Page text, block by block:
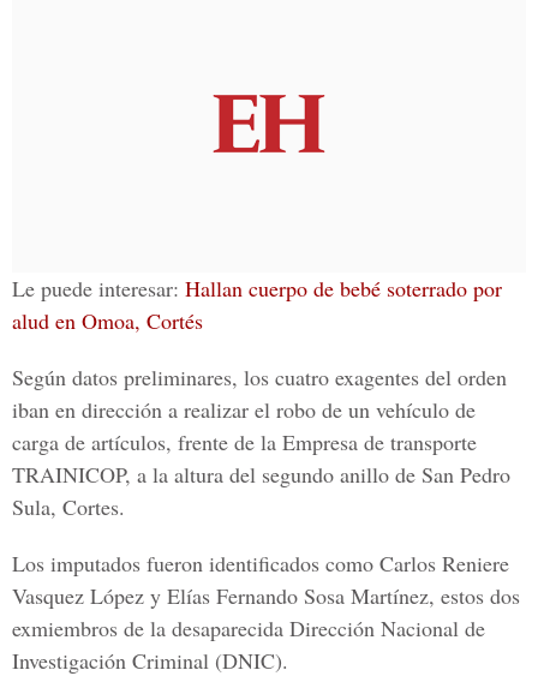
Le puede interesar: Hallan cuerpo de bebé soterrado por
alud en Omoa, Cortés
Según datos preliminares, los cuatro exagentes del orden
iban en dirección a realizar el robo de un vehículo de
carga de artículos, frente de la Empresa de transporte
TRAINICOP, a la altura del segundo anillo de San Pedro
Sula, Cortes.
Los imputados fueron identificados como Carlos Reniere
Vasquez López y Elías Fernando Sosa Martínez, estos dos
exmiembros de la desaparecida Dirección Nacional de
Investigación Criminal (DNIC).